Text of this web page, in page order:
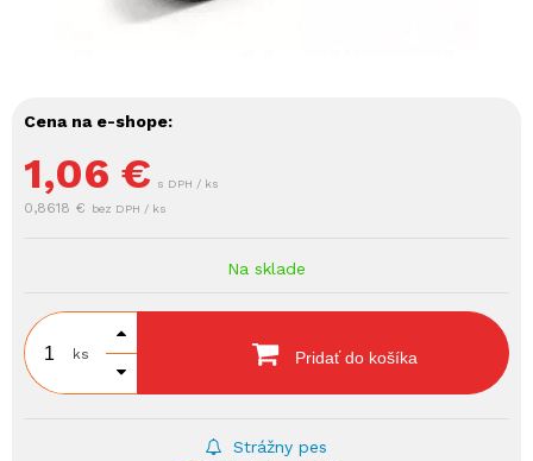
Cena na e-shope:
1,06 € s DPH / ks
0,8618 € bez DPH / ks
Na sklade
ks Pridať do košíka
Strážny pes